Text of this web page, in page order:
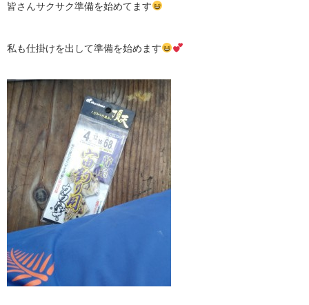
皆さんサクサク準備を始めてます
私も仕掛けを出して準備を始めます